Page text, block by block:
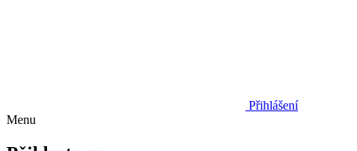
Přihlášení
Menu